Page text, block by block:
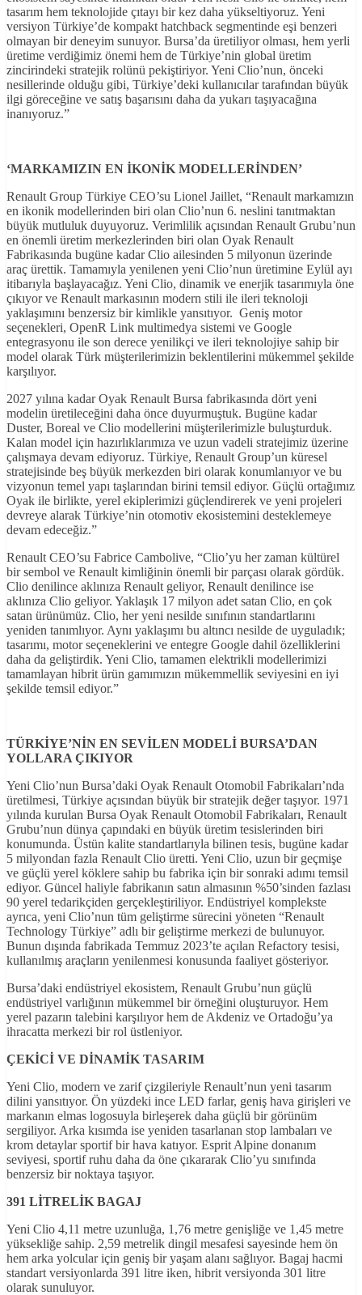
tasarım hem teknolojide çıtayı bir kez daha yükseltiyoruz. Yeni
versiyon Türkiye’de kompakt hatchback segmentinde eşi benzeri
olmayan bir deneyim sunuyor. Bursa’da üretiliyor olması, hem yerli
üretime verdiğimiz önemi hem de Türkiye’nin global üretim
zincirindeki stratejik rolünü pekiştiriyor. Yeni Clio’nun, önceki
nesillerinde olduğu gibi, Türkiye’deki kullanıcılar tarafından büyük
ilgi göreceğine ve satış başarısını daha da yukarı taşıyacağına
inanıyoruz.”
‘MARKAMIZIN EN İKONİK MODELLERİNDEN’
Renault Group Türkiye CEO’su Lionel Jaillet, “Renault markamızın
en ikonik modellerinden biri olan Clio’nun 6. neslini tanıtmaktan
büyük mutluluk duyuyoruz. Verimlilik açısından Renault Grubu’nun
en önemli üretim merkezlerinden biri olan Oyak Renault
Fabrikasında bugüne kadar Clio ailesinden 5 milyonun üzerinde
araç ürettik. Tamamıyla yenilenen yeni Clio’nun üretimine Eylül ayı
itibarıyla başlayacağız. Yeni Clio, dinamik ve enerjik tasarımıyla öne
çıkıyor ve Renault markasının modern stili ile ileri teknoloji
yaklaşımını benzersiz bir kimlikle yansıtıyor. Geniş motor
seçenekleri, OpenR Link multimedya sistemi ve Google
entegrasyonu ile son derece yenilikçi ve ileri teknolojiye sahip bir
model olarak Türk müşterilerimizin beklentilerini mükemmel şekilde
karşılıyor.
2027 yılına kadar Oyak Renault Bursa fabrikasında dört yeni
modelin üretileceğini daha önce duyurmuştuk. Bugüne kadar
Duster, Boreal ve Clio modellerini müşterilerimizle buluşturduk.
Kalan model için hazırlıklarımıza ve uzun vadeli stratejimiz üzerine
çalışmaya devam ediyoruz. Türkiye, Renault Group’un küresel
stratejisinde beş büyük merkezden biri olarak konumlanıyor ve bu
vizyonun temel yapı taşlarından birini temsil ediyor. Güçlü ortağımız
Oyak ile birlikte, yerel ekiplerimizi güçlendirerek ve yeni projeleri
devreye alarak Türkiye’nin otomotiv ekosistemini desteklemeye
devam edeceğiz.”
Renault CEO’su Fabrice Cambolive, “Clio’yu her zaman kültürel
bir sembol ve Renault kimliğinin önemli bir parçası olarak gördük.
Clio denilince aklınıza Renault geliyor, Renault denilince ise
aklınıza Clio geliyor. Yaklaşık 17 milyon adet satan Clio, en çok
satan ürünümüz. Clio, her yeni nesilde sınıfının standartlarını
yeniden tanımlıyor. Aynı yaklaşımı bu altıncı nesilde de uyguladık;
tasarımı, motor seçeneklerini ve entegre Google dahil özelliklerini
daha da geliştirdik. Yeni Clio, tamamen elektrikli modellerimizi
tamamlayan hibrit ürün gamımızın mükemmellik seviyesini en iyi
şekilde temsil ediyor.”
TÜRKİYE’NİN EN SEVİLEN MODELİ BURSA’DAN
YOLLARA ÇIKIYOR
Yeni Clio’nun Bursa’daki Oyak Renault Otomobil Fabrikaları’nda
üretilmesi, Türkiye açısından büyük bir stratejik değer taşıyor. 1971
yılında kurulan Bursa Oyak Renault Otomobil Fabrikaları, Renault
Grubu’nun dünya çapındaki en büyük üretim tesislerinden biri
konumunda. Üstün kalite standartlarıyla bilinen tesis, bugüne kadar
5 milyondan fazla Renault Clio üretti. Yeni Clio, uzun bir geçmişe
ve güçlü yerel köklere sahip bu fabrika için bir sonraki adımı temsil
ediyor. Güncel haliyle fabrikanın satın almasının %50’sinden fazlası
90 yerel tedarikçiden gerçekleştiriliyor. Endüstriyel komplekste
ayrıca, yeni Clio’nun tüm geliştirme sürecini yöneten “Renault
Technology Türkiye” adlı bir geliştirme merkezi de bulunuyor.
Bunun dışında fabrikada Temmuz 2023’te açılan Refactory tesisi,
kullanılmış araçların yenilenmesi konusunda faaliyet gösteriyor.
Bursa’daki endüstriyel ekosistem, Renault Grubu’nun güçlü
endüstriyel varlığının mükemmel bir örneğini oluşturuyor. Hem
yerel pazarın talebini karşılıyor hem de Akdeniz ve Ortadoğu’ya
ihracatta merkezi bir rol üstleniyor.
ÇEKİCİ VE DİNAMİK TASARIM
Yeni Clio, modern ve zarif çizgileriyle Renault’nun yeni tasarım
dilini yansıtıyor. Ön yüzdeki ince LED farlar, geniş hava girişleri ve
markanın elmas logosuyla birleşerek daha güçlü bir görünüm
sergiliyor. Arka kısımda ise yeniden tasarlanan stop lambaları ve
krom detaylar sportif bir hava katıyor. Esprit Alpine donanım
seviyesi, sportif ruhu daha da öne çıkararak Clio’yu sınıfında
benzersiz bir noktaya taşıyor.
391 LİTRELİK BAGAJ
Yeni Clio 4,11 metre uzunluğa, 1,76 metre genişliğe ve 1,45 metre
yüksekliğe sahip. 2,59 metrelik dingil mesafesi sayesinde hem ön
hem arka yolcular için geniş bir yaşam alanı sağlıyor. Bagaj hacmi
standart versiyonlarda 391 litre iken, hibrit versiyonda 301 litre
olarak sunuluyor.